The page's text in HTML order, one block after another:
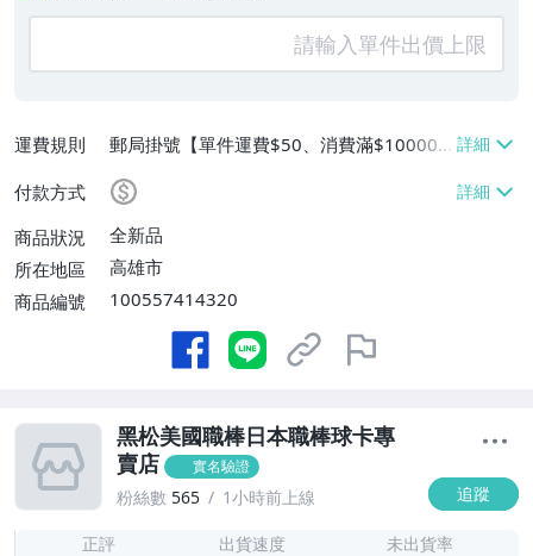
運費規則
郵局掛號【單件運費$50、消費滿$100000
付款方式
商品狀況
全新品
所在地區
高雄市
商品編號
100557414320
黑松美國職棒日本職棒球卡專
賣店
實名驗證
粉絲數 565 1小時前上線 追蹤
正評 出貨速度 未出貨率